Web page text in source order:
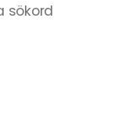
sökord